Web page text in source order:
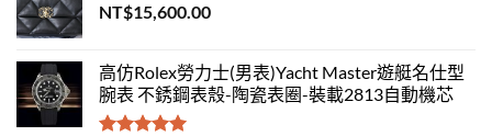
NT$15,600.00
高仿Rolex勞力士(男表)Yacht Master遊艇名仕型
腕表 不銹鋼表殼-陶瓷表圈-裝載2813自動機芯